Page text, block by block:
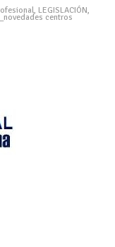
, LEGISLACIÓN,
_novedades centros